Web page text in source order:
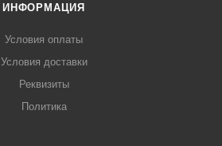
ИНФОРМАЦИЯ
Условия оплаты
Условия доставки
Реквизиты
Политика